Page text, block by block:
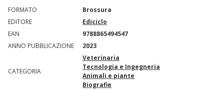
FORMATO
Brossura
EDITORE
Ediciclo
EAN
9788865494547
ANNO PUBBLICAZIONE
2023
CATEGORIA
Veterinaria
Tecnologia e Ingegneria
Animali e piante
Biografie